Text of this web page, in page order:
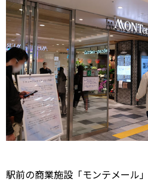
駅前の商業施設「モンテメール